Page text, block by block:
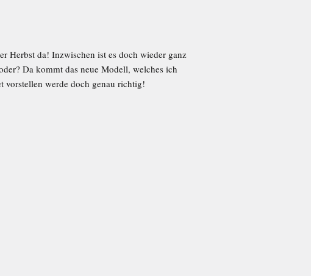
Herbst da! Inzwischen ist es doch wieder ganz
Da kommt das neue Modell, welches ich
vorstellen werde doch genau richtig!